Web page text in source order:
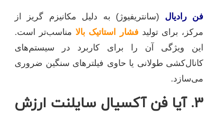
فن رادیال (سانتریفیوژ) به دلیل مکانیزم گریز از
مرکز، برای تولید فشار استاتیک بالامناسب‌تر است.
این ویژگی آن را برای کاربرد در سیستم‌های
کانال‌کشی طولانی یا حاوی فیلترهای سنگین ضروری
می‌سازد.
3. آیا فن آکسیال سایلنت ارزش